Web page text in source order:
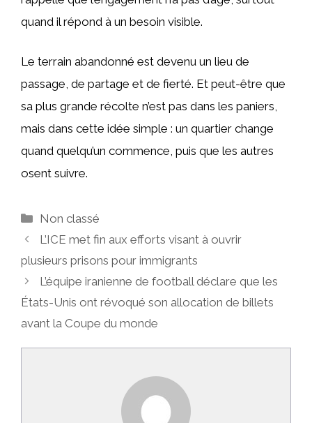
quand il répond à un besoin visible.
Le terrain abandonné est devenu un lieu de
passage, de partage et de fierté. Et peut-être que
sa plus grande récolte n’est pas dans les paniers,
mais dans cette idée simple : un quartier change
quand quelqu’un commence, puis que les autres
osent suivre.
Catégories
Non classé
L’ICE met fin aux efforts visant à ouvrir
plusieurs prisons pour immigrants
L’équipe iranienne de football déclare que les
États-Unis ont révoqué son allocation de billets
avant la Coupe du monde